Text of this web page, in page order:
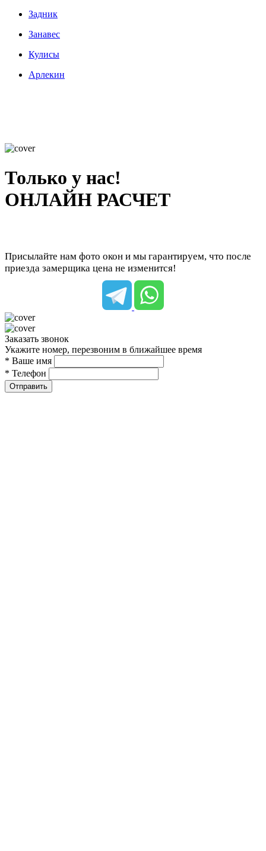
Задник
Занавес
Кулисы
Арлекин
Только у нас!
ОНЛАЙН РАСЧЕТ
Присылайте нам фото окон и мы гарантируем, что после
приезда замерщика цена не изменится!
Заказать звонок
Укажите номер, перезвоним в ближайшее время
* Ваше имя
* Телефон
Отправить